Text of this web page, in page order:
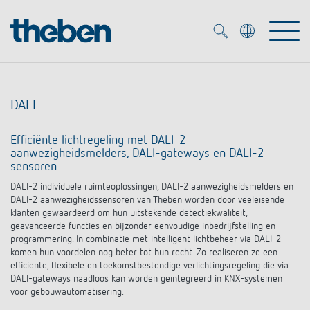
Producten
KNX
Smart Home
DALI
Aanwezigheids- en bewegingsmelders
OEM
OEM-oplossingen
OEM-experts
Referenties
Oplossingen
Tijd- en lichtregeling
DALI-2 lichtregeling
Service
Mediatheek
Onderneming
DALI
Efficiënte lichtregeling met DALI-2
aanwezigheidsmelders, DALI-gateways en DALI-2
sensoren
DALI-2 individuele ruimteoplossingen, DALI-2 aanwezigheidsmelders en
DALI-2 aanwezigheidssensoren van Theben worden door veeleisende
klanten gewaardeerd om hun uitstekende detectiekwaliteit,
geavanceerde functies en bijzonder eenvoudige inbedrijfstelling en
programmering. In combinatie met intelligent lichtbeheer via DALI-2
komen hun voordelen nog beter tot hun recht. Zo realiseren ze een
efficiënte, flexibele en toekomstbestendige verlichtingsregeling die via
DALI-gateways naadloos kan worden geïntegreerd in KNX-systemen
voor gebouwautomatisering.